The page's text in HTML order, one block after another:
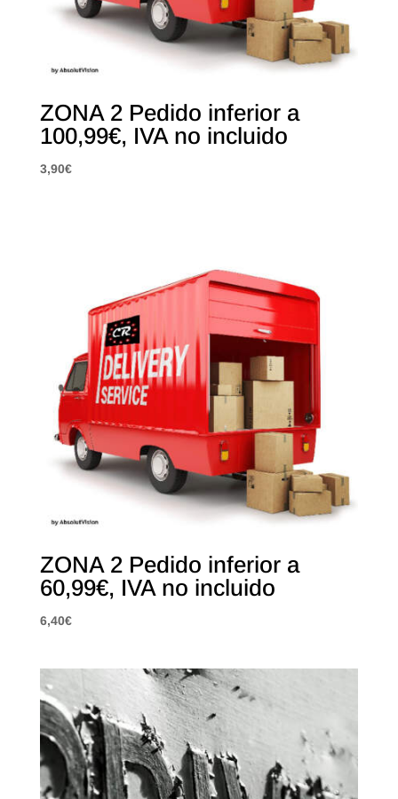
ZONA 2 Pedido inferior a
100,99€, IVA no incluido
3,90€
ZONA 2 Pedido inferior a
60,99€, IVA no incluido
6,40€